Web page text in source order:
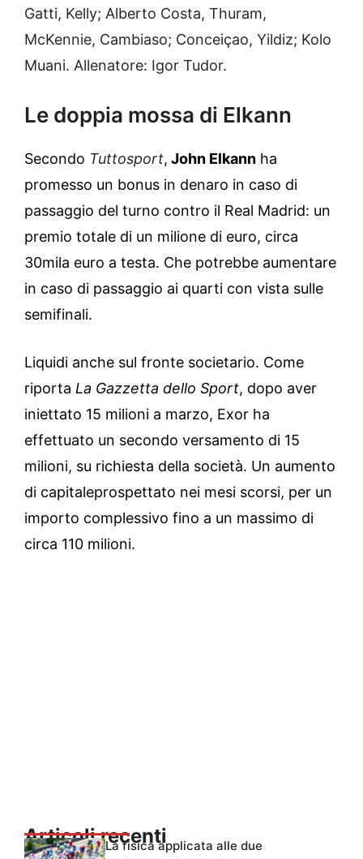
Gatti, Kelly; Alberto Costa, Thuram,
McKennie, Cambiaso; Conceiçao, Yildiz; Kolo
Muani. Allenatore: Igor Tudor.
Le doppia mossa di Elkann
Secondo Tuttosport, John Elkann ha
promesso un bonus in denaro in caso di
passaggio del turno contro il Real Madrid: un
premio totale di un milione di euro, circa
30mila euro a testa. Che potrebbe aumentare
in caso di passaggio ai quarti con vista sulle
semifinali.
Liquidi anche sul fronte societario. Come
riporta La Gazzetta dello Sport, dopo aver
iniettato 15 milioni a marzo, Exor ha
effettuato un secondo versamento di 15
milioni, su richiesta della società. Un aumento
di capitaleprospettato nei mesi scorsi, per un
importo complessivo fino a un massimo di
circa 110 milioni.
Articoli recentiLa fisica applicata alle due